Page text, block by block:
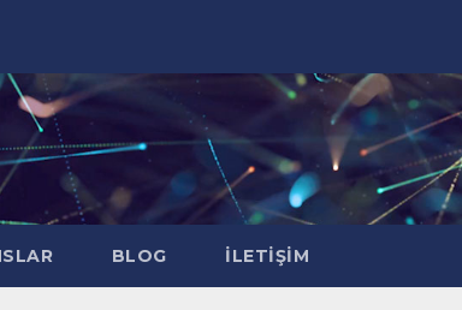
BLOG İLETIŞIM